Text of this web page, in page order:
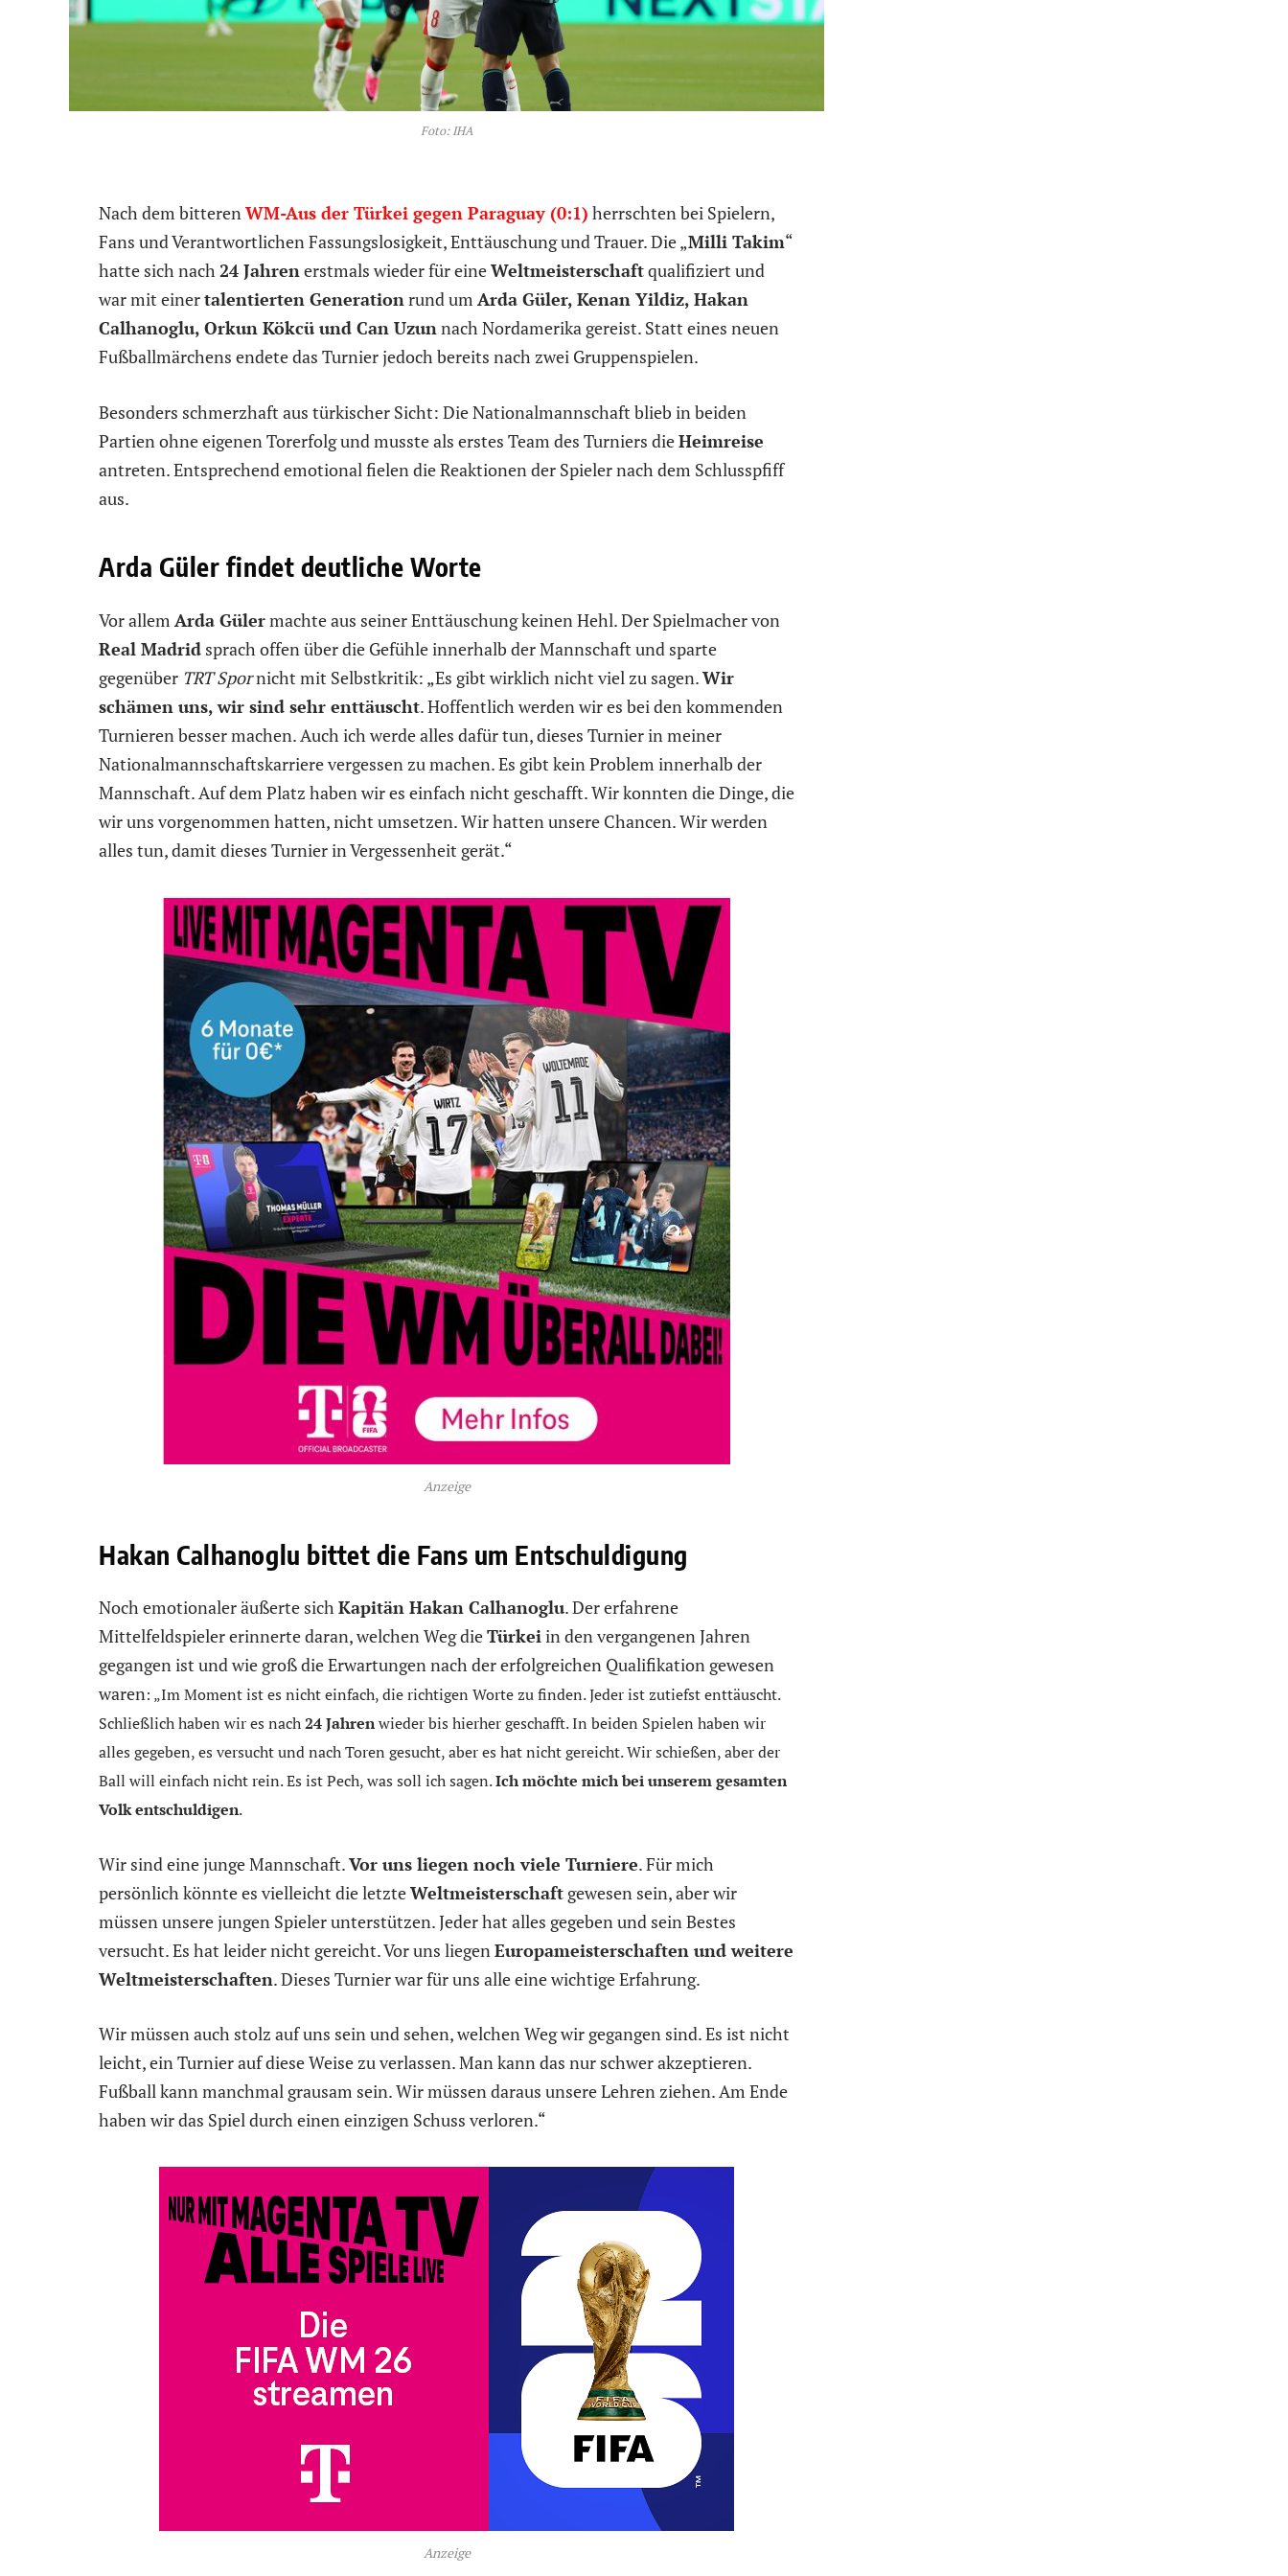
Foto: IHA
Nach dem bitterenWM-Aus der Türkei gegen Paraguay (0:1) herrschten bei Spielern,
Fans und Verantwortlichen Fassungslosigkeit, Enttäuschung und Trauer. Die „Milli Takim“
hatte sich nach24 Jahrenerstmals wieder für eineWeltmeisterschaftqualifiziert und
war mit einertalentierten Generationrund um Arda Güler, Kenan Yildiz, Hakan
Calhanoglu, Orkun Kökcü und Can Uzunnach Nordamerika gereist. Statt eines neuen
Fußballmärchens endete das Turnier jedoch bereits nach zwei Gruppenspielen.
Besonders schmerzhaft aus türkischer Sicht: Die Nationalmannschaft blieb in beiden
Partien ohne eigenen Torerfolg und musste als erstes Team des Turniers dieHeimreise
antreten. Entsprechend emotional fielen die Reaktionen der Spieler nach dem Schlusspfiff
aus.
Arda Güler findet deutliche Worte
Vor allem Arda Gülermachte aus seiner Enttäuschung keinen Hehl. Der Spielmacher von
Real Madrid sprach offen über die Gefühle innerhalb der Mannschaft und sparte
gegenüber TRT Spornicht mit Selbstkritik: „Es gibt wirklich nicht viel zu sagen.Wir
schämen uns, wir sind sehr enttäuscht. Hoffentlich werden wir es bei den kommenden
Turnieren besser machen. Auch ich werde alles dafür tun, dieses Turnier in meiner
Nationalmannschaftskarriere vergessen zu machen. Es gibt kein Problem innerhalb der
Mannschaft. Auf dem Platz haben wir es einfach nicht geschafft. Wir konnten die Dinge, die
wir uns vorgenommen hatten, nicht umsetzen. Wir hatten unsere Chancen. Wir werden
alles tun, damit dieses Turnier in Vergessenheit gerät.“
Anzeige
Hakan Calhanoglu bittet die Fans um Entschuldigung
Noch emotionaler äußerte sichKapitän Hakan Calhanoglu. Der erfahrene
Mittelfeldspieler erinnerte daran, welchen Weg dieTürkeiin den vergangenen Jahren
gegangen ist und wie groß die Erwartungen nach der erfolgreichen Qualifikation gewesen
waren: „Im Moment ist es nicht einfach, die richtigen Worte zu finden. Jeder ist zutiefst enttäuscht.
Schließlich haben wir es nach24 Jahrenwieder bis hierher geschafft. In beiden Spielen haben wir
alles gegeben, es versucht und nach Toren gesucht, aber es hat nicht gereicht. Wir schießen, aber der
Ball will einfach nicht rein. Es ist Pech, was soll ich sagen.Ich möchte mich bei unserem gesamten
Volk entschuldigen.
Wir sind eine junge Mannschaft.Vor uns liegen noch viele Turniere. Für mich
persönlich könnte es vielleicht die letzteWeltmeisterschaft gewesen sein, aber wir
müssen unsere jungen Spieler unterstützen. Jeder hat alles gegeben und sein Bestes
versucht. Es hat leider nicht gereicht. Vor uns liegen Europameisterschaften und weitere
Weltmeisterschaften. Dieses Turnier war für uns alle eine wichtige Erfahrung.
Wir müssen auch stolz auf uns sein und sehen, welchen Weg wir gegangen sind. Es ist nicht
leicht, ein Turnier auf diese Weise zu verlassen. Man kann das nur schwer akzeptieren.
Fußball kann manchmal grausam sein. Wir müssen daraus unsere Lehren ziehen. Am Ende
haben wir das Spiel durch einen einzigen Schuss verloren.“
Anzeige